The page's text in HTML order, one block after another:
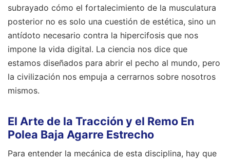
subrayado cómo el fortalecimiento de la musculatura
posterior no es solo una cuestión de estética, sino un
antídoto necesario contra la hipercifosis que nos
impone la vida digital. La ciencia nos dice que
estamos diseñados para abrir el pecho al mundo, pero
la civilización nos empuja a cerrarnos sobre nosotros
mismos.
El Arte de la Tracción y el Remo En
Polea Baja Agarre Estrecho
Para entender la mecánica de esta disciplina, hay que